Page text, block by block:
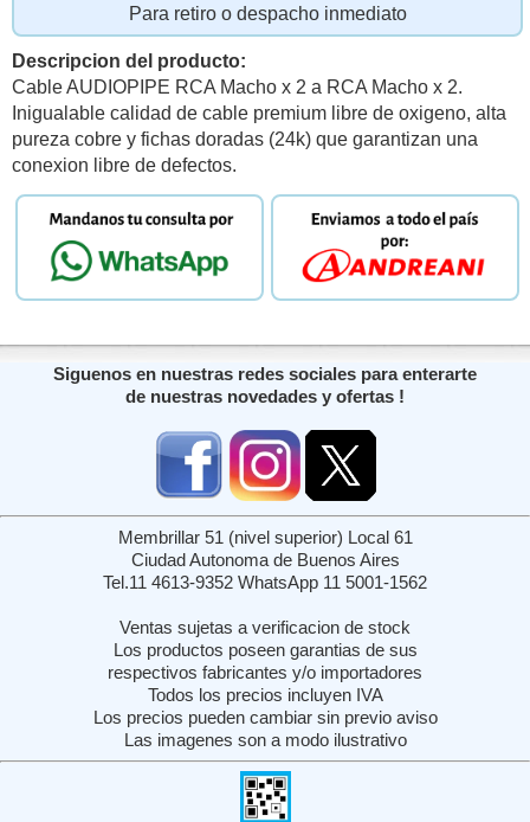
Para retiro o despacho inmediato
Descripcion del producto:
Cable AUDIOPIPE RCA Macho x 2 a RCA Macho x 2.
Inigualable calidad de cable premium libre de oxigeno, alta
pureza cobre y fichas doradas (24k) que garantizan una
conexion libre de defectos.
Siguenos en nuestras redes sociales para enterarte
de nuestras novedades y ofertas !
Membrillar 51 (nivel superior) Local 61
Ciudad Autonoma de Buenos Aires
Tel.11 4613-9352 WhatsApp 11 5001-1562
Ventas sujetas a verificacion de stock
Los productos poseen garantias de sus
respectivos fabricantes y/o importadores
Todos los precios incluyen IVA
Los precios pueden cambiar sin previo aviso
Las imagenes son a modo ilustrativo